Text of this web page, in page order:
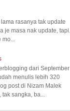
rasanya tak update
je masa nak update, tapi..
dari September
menulis lebih 320
post di Nizam Malek
tak sangka, ba...